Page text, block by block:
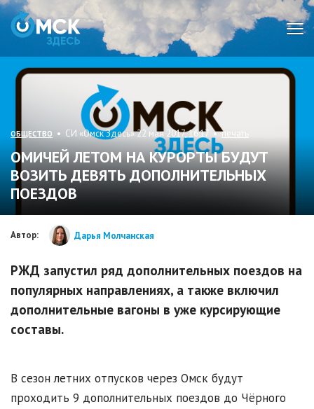
ОБЩЕСТВО • СИ «Омск Здесь» 22 мая 2017, 16:17 •печать
ОМИЧЕЙ ЛЕТОМ НА КУРОРТЫ БУДУТ
ВОЗИТЬ ДЕВЯТЬ ДОПОЛНИТЕЛЬНЫХ
ПОЕЗДОВ
Автор: Дарья Молчанская
РЖД запустил ряд дополнительных поездов на
популярных направлениях, а также включил
дополнительные вагоны в уже курсирующие
составы.
В сезон летних отпусков через Омск будут
проходить 9 дополнительных поездов до Чёрного